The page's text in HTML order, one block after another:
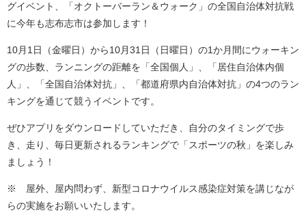
グイベント、「オクトーバーラン＆ウォーク」の全国自治体対抗戦
に今年も志布志市は参加します！
10月1日（金曜日）から10月31日（日曜日）の1か月間にウォーキン
グの歩数、ランニングの距離を「全国個人」、「居住自治体内個
人」、「全国自治体対抗」、「都道府県内自治体対抗」の4つのラン
キングを通じて競うイベントです。
ぜひアプリをダウンロードしていただき、自分のタイミングで歩
き、走り、毎日更新されるランキングで「スポーツの秋」を楽しみ
ましょう！
※ 屋外、屋内問わず、新型コロナウイルス感染症対策を講じなが
らの実施をお願いいたします。